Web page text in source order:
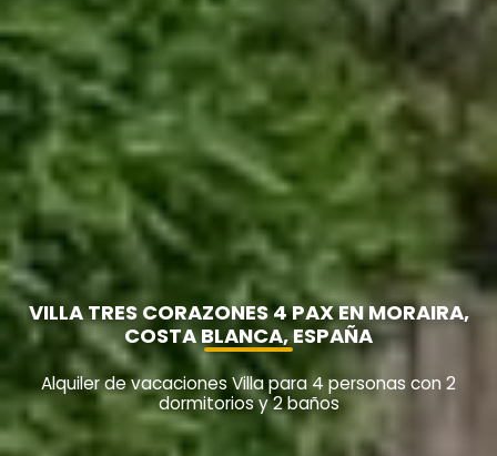
VILLA TRES CORAZONES 4 PAX EN MORAIRA,
COSTA BLANCA, ESPAÑA
Alquiler de vacaciones Villa para 4 personas con 2
dormitorios y 2 baños